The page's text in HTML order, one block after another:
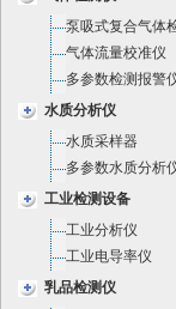
泵吸式复合气体
气体流量校准仪
多参数检测报警
水质分析仪
水质采样器
多参数水质分析
工业检测设备
工业分析仪
工业电导率仪
乳品检测仪